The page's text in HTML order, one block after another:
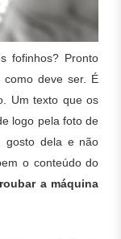
fofinhos? Pronto
deve ser. É
Um texto que os
logo pela foto de
gosto dela e não
o conteúdo do
a máquina